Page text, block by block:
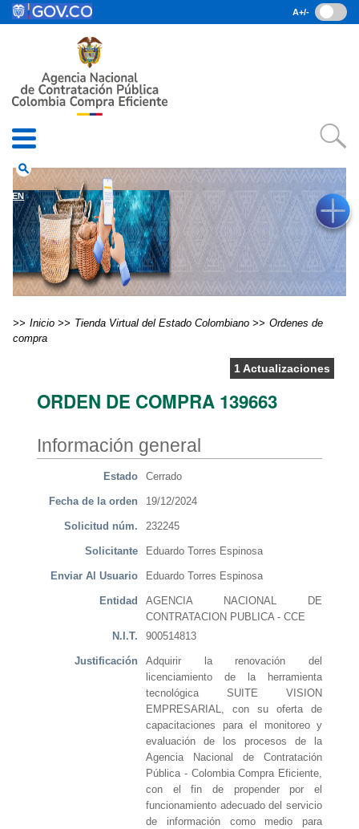
Pasar al contenido principal
• Consulta RUES
• Preguntas Frecuentes
search
EN
A+/-
Inicio Tienda Virtual del Estado Colombiano
Ordenes de
compra
1 Actualizaciones
ORDEN DE COMPRA 139663
Información general
Estado Cerrado
Fecha de la orden 19/12/2024
Solicitud núm. 232245
Solicitante Eduardo Torres Espinosa
Enviar Al Usuario Eduardo Torres Espinosa
Entidad
AGENCIA NACIONAL DE
CONTRATACION PUBLICA - CCE
N.I.T.
900514813
Justificación
Adquirir la renovación del
licenciamiento de la herramienta
tecnológica SUITE VISION
EMPRESARIAL, con su oferta de
capacitaciones para el monitoreo y
evaluación de los procesos de la
Agencia Nacional de Contratación
Pública - Colombia Compra Eficiente,
con el fin de propender por el
funcionamiento adecuado del servicio
de información como medio para